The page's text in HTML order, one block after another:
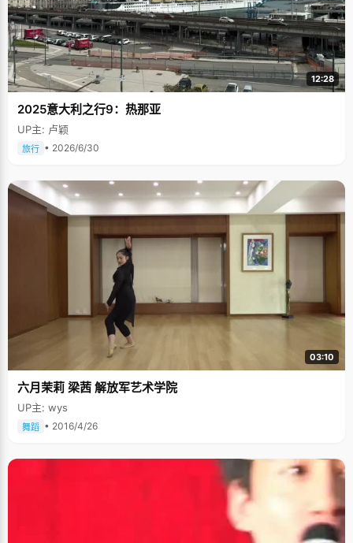
12:28
2025意大利之行9：热那亚
UP主: 卢颖
旅行 • 2026/6/30
03:10
六月茉莉 梁茜 解放军艺术学院
UP主: wys
舞蹈 • 2016/4/26